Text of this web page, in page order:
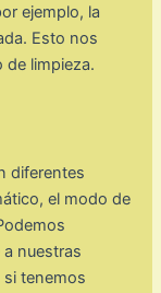
ejemplo, la
Esto nos
limpieza.
diferentes
el modo de
nuestras
si tenemos